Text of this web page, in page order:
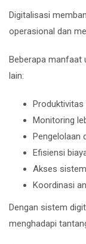
Digitalisasi
operasional dan
Beberapa manfaat
lain:
Monitoring
Pengelolaan
Efisiensi
Akses
Koordinasi
Dengan sistem
menghadapi